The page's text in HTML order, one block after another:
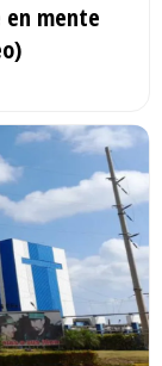
mente